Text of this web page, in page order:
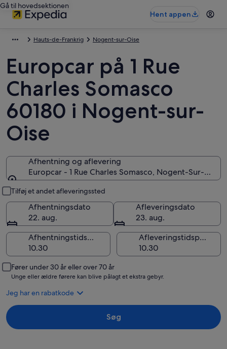
Gå til hovedsektionen
Hent appen
Hauts-de-Frankrig Nogent-sur-Oise
Europcar på 1 Rue
Charles Somasco
60180 i Nogent-sur-
Oise
Afhentning og aflevering
Europcar - 1 Rue Charles Somasco, Nogent-Sur-Oise,
Tilføj et andet afleveringssted
Afhentningsdato
22. aug.
Afleveringsdato
23. aug.
Afhentningstidspunkt
Afleveringstidspunkt
Fører under 30 år eller over 70 år
Unge eller ældre førere kan blive pålagt et ekstra gebyr.
Jeg har en rabatkode
Søg